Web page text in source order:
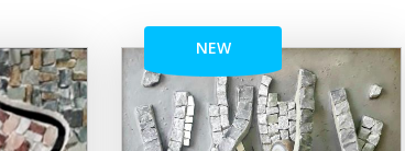
NEW